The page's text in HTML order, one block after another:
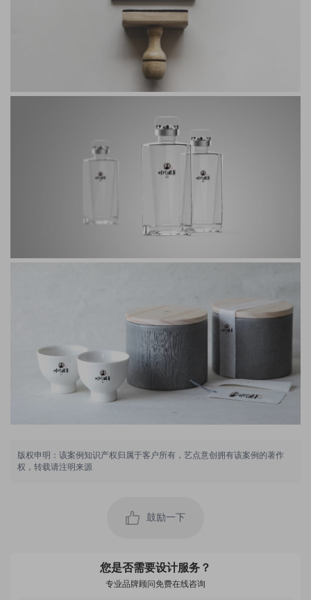
版权申明：该案例知识产权归属于客户所有，艺点意创拥有该案例的著作
权，转载请注明来源
鼓励一下
您是否需要设计服务？
专业品牌顾问免费在线咨询
起来很大气，舒服，想象到自己小店以后营业的样子
真的很开心
服回访及时，非常有创意，给力！
2023-04-28 01:53:15 所在地：贵州